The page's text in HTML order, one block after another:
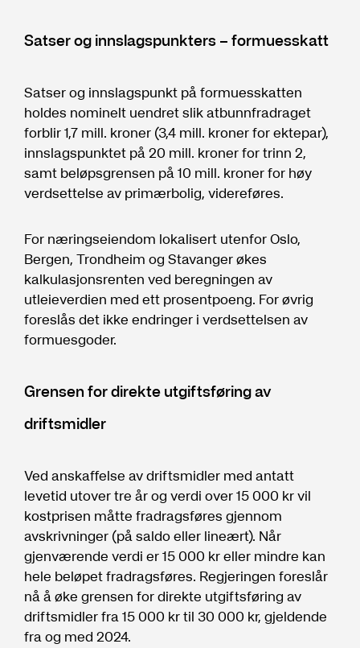
Satser og innslagspunkters – formuesskatt
Satser og innslagspunkt på formuesskatten
holdes nominelt uendret slik atbunnfradraget
forblir 1,7 mill. kroner (3,4 mill. kroner for ektepar),
innslagspunktet på 20 mill. kroner for trinn 2,
samt beløpsgrensen på 10 mill. kroner for høy
verdsettelse av primærbolig, videreføres.
For næringseiendom lokalisert utenfor Oslo,
Bergen, Trondheim og Stavanger økes
kalkulasjonsrenten ved beregningen av
utleieverdien med ett prosentpoeng. For øvrig
foreslås det ikke endringer i verdsettelsen av
formuesgoder.
Grensen for direkte utgiftsføring av
driftsmidler
Ved anskaffelse av driftsmidler med antatt
levetid utover tre år og verdi over 15 000 kr vil
kostprisen måtte fradragsføres gjennom
avskrivninger (på saldo eller lineært). Når
gjenværende verdi er 15 000 kr eller mindre kan
hele beløpet fradragsføres. Regjeringen foreslår
nå å øke grensen for direkte utgiftsføring av
driftsmidler fra 15 000 kr til 30 000 kr, gjeldende
fra og med 2024.